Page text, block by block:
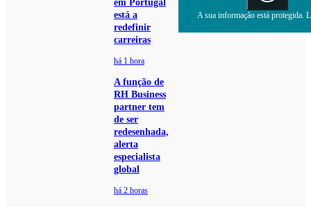
em Portugal
está a
redefinir
carreiras
há 1 hora
A função de
RH Business
partner tem
de ser
redesenhada,
alerta
especialista
global
há 2 horas
A sua informação está protegida.